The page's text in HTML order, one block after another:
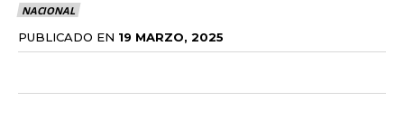
NACIONAL
PUBLICADO EN 19 MARZO, 2025